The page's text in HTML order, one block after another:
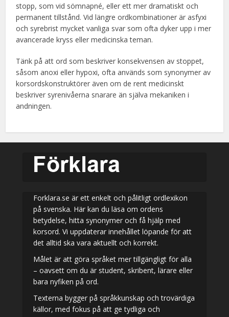
stopp, som vid sömnapné, eller ett mer dramatiskt och
permanent tillstånd. Vid längre ordkombinationer är asfyxi
och syrebrist mycket vanliga svar som ofta dyker upp i mer
avancerade kryss eller medicinska teman.
Tänk på att ord som beskriver konsekvensen av stoppet,
såsom anoxi eller hypoxi, ofta används som synonymer av
korsordskonstruktörer även om de rent medicinskt
beskriver syrenivåerna snarare än själva mekaniken i
andningen.
Forklara.se är ett enkelt och pålitligt ordlexikon
på svenska. Här kan du läsa om ordens
betydelse, hitta synonymer och få hjälp med
korsord. Vi uppdaterar innehållet löpande för att
det alltid ska vara aktuellt och korrekt.
Målet är att göra språket mer tillgängligt för alla
– oavsett om du är student, skribent, lärare eller
bara nyfiken på ord.
Texterna bygger på språkkunskap och trovärdiga
källor, med fokus på att ge tydliga och